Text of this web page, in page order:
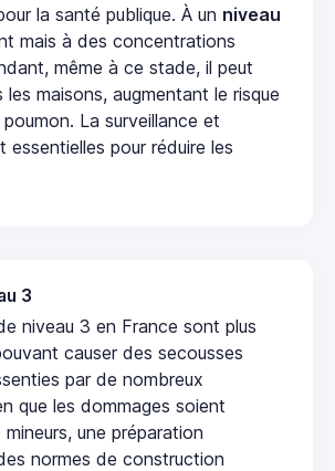
la santé publique. À un niveau
mais à des concentrations
même à ce stade, il peut
les maisons, augmentant le risque
La surveillance et
essentielles pour réduire les
3
niveau 3 en France sont plus
causer des secousses
par de nombreux
que les dommages soient
une préparation
normes de construction